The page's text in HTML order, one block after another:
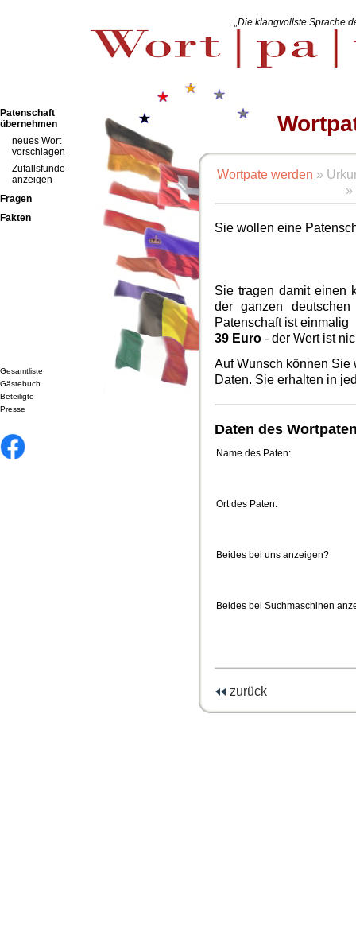
„Die klangvollste Sprache
Patenschaft
übernehmen
neues Wort
vorschlagen
Zufallsfunde
anzeigen
Fragen
Fakten
Gesamtliste
Gästebuch
Beteiligte
Presse
Wortpate werden »
»
Sie wollen eine
Sie tragen damit einen
der ganzen
Patenschaft ist einmalig
39 Euro - der Wert ist
Auf Wunsch können Sie
Daten. Sie erhalten in
Daten des
Name des Paten:
Ort des Paten:
Beides bei uns anzeigen?
Beides bei Suchmaschinen